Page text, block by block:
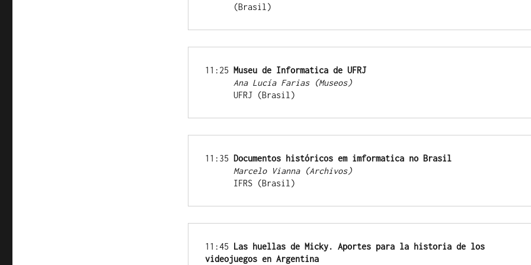
      (Brasil)
11:25 Museu de Informatica de UFRJ
      Ana Lucía Farias (Museos)
      UFRJ (Brasil)
11:35 Documentos históricos em imformatica no Brasil
      Marcelo Vianna (Archivos)
      IFRS (Brasil)
11:45 Las huellas de Micky. Aportes para la historia de los
videojuegos en Argentina